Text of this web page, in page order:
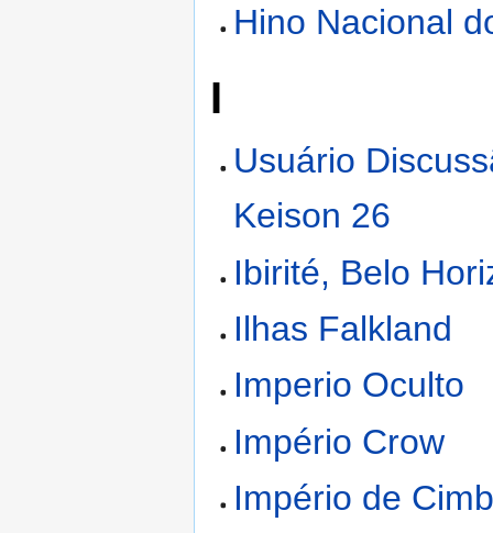
Hino Nacional
I
Usuário
Keison 26
Ibirité, Belo
Ilhas Falkland
Imperio Oculto
Império Crow
Império de